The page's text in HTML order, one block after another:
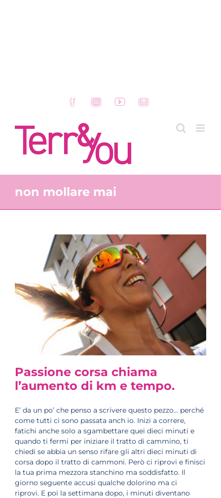
FacebookInstagramYouTubeEmail
non mollare mai
Passione corsa chiama
l’aumento di km e tempo.
E’ da un po’ che penso a scrivere questo pezzo… perché
come tutti ci sono passata anch io. Inizi a correre,
fatichi anche solo a sgambettare quei dieci minuti e
quando ti fermi per iniziare il tratto di cammino, ti
chiedi se abbia un senso rifare gli altri dieci minuti di
corsa dopo il tratto di cammoni. Però ci riprovi e finisci
la tua prima mezzora stanchino ma soddisfatto. Il
giorno seguente accusi qualche dolorino ma ci
riprovi. E poi la settimana dopo, i minuti diventano